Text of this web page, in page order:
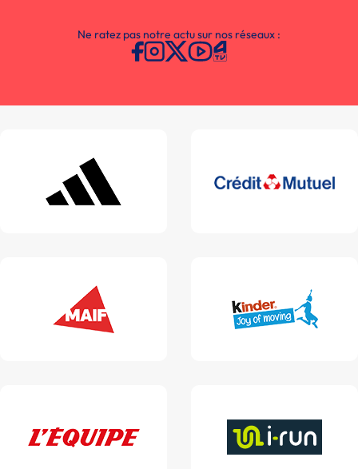
Ne ratez pas notre actu sur nos réseaux :